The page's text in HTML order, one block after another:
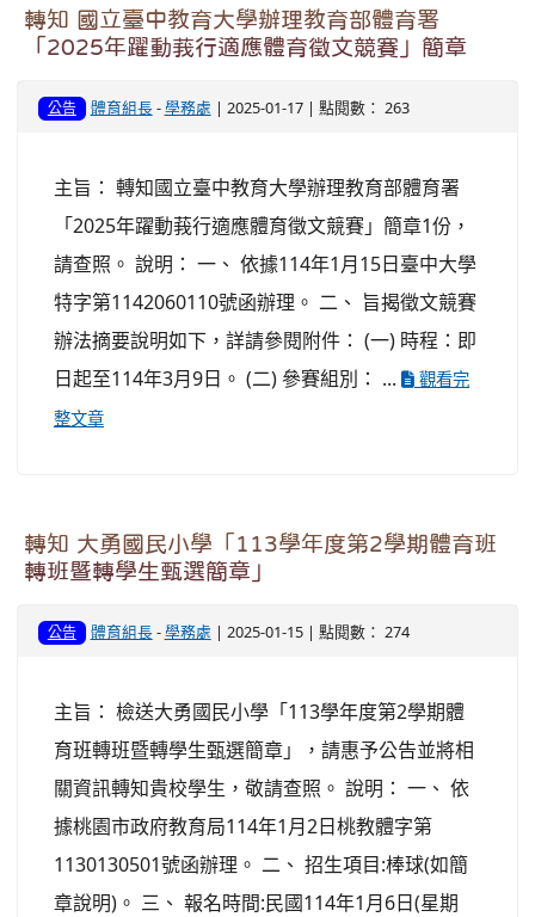
轉知 國立臺中教育大學辦理教育部體育署
「2025年躍動莪行適應體育徵文競賽」簡章
公告 體育組長-學務處 | 2025-01-17 | 點閱數： 263
主旨： 轉知國立臺中教育大學辦理教育部體育署
「2025年躍動莪行適應體育徵文競賽」簡章1份，
請查照。 說明： 一、 依據114年1月15日臺中大學
特字第1142060110號函辦理。 二、 旨揭徵文競賽
辦法摘要說明如下，詳請參閱附件： (一) 時程：即
日起至114年3月9日。 (二) 參賽組別： ...
觀看完
整文章
轉知 大勇國民小學「113學年度第2學期體育班
轉班暨轉學生甄選簡章」
公告 體育組長-學務處 | 2025-01-15 | 點閱數： 274
主旨： 檢送大勇國民小學「113學年度第2學期體
育班轉班暨轉學生甄選簡章」，請惠予公告並將相
關資訊轉知貴校學生，敬請查照。 說明： 一、 依
據桃園市政府教育局114年1月2日桃教體字第
1130130501號函辦理。 二、 招生項目:棒球(如簡
章說明)。 三、 報名時間:民國114年1月6日(星期